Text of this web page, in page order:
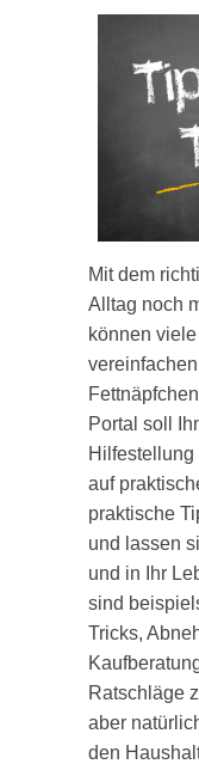
Mit dem
Alltag noch
können
Portal soll
Hilfestellung
auf
praktische
und lassen
und in Ihr
sind
Tricks,
Ratschläge
aber
den